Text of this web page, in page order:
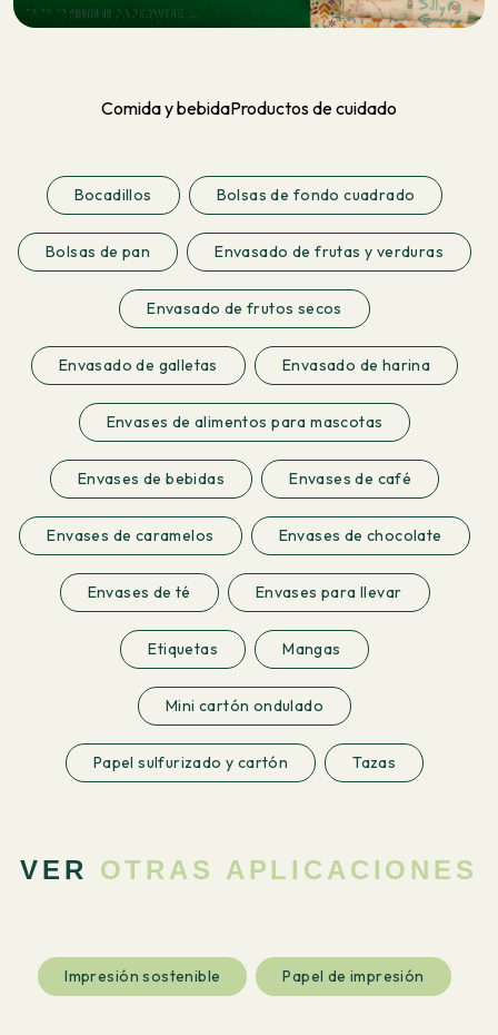
Comida y bebidaProductos de cuidado
Bocadillos Bolsas de fondo cuadrado
Bolsas de pan Envasado de frutas y verduras
Envasado de frutos secos
Envasado de galletas Envasado de harina
Envases de alimentos para mascotas
Envases de bebidas Envases de café
Envases de caramelos Envases de chocolate
Envases de té Envases para llevar
Etiquetas Mangas
Mini cartón ondulado
Papel sulfurizado y cartón Tazas
VER OTRAS APLICACIONES
Impresión sostenible Papel de impresión